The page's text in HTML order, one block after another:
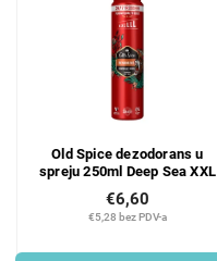
Old Spice dezodorans u
spreju 250ml Deep Sea XXL
€5,28 bez PDV-a
€6,60